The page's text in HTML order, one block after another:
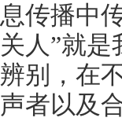
息传播中
关人”就
辨别，在
声者以及